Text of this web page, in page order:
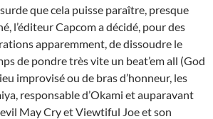
que cela puisse paraître, presque
l’éditeur Capcom a décidé, pour des
apparemment, de dissoudre le
de pondre très vite un beat’em all (God
improvisé ou de bras d’honneur, les
responsable d’Okami et auparavant
May Cry et Viewtiful Joe et son